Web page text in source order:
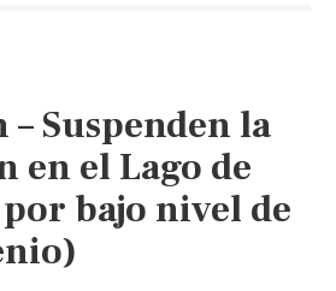
lagunas
privadas,
presa
de
Suspenden la
en el Lago de
bajo nivel de